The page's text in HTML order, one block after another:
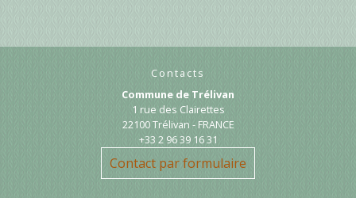
Contacts
Commune de Trélivan
1 rue des Clairettes
22100 Trélivan - FRANCE
+33 2 96 39 16 31
Contact par formulaire